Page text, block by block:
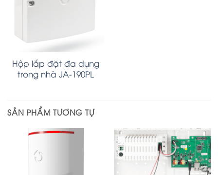
Hộp lắp đặt đa dụng
trong nhà JA-190PL
SẢN PHẨM TƯƠNG TỰ